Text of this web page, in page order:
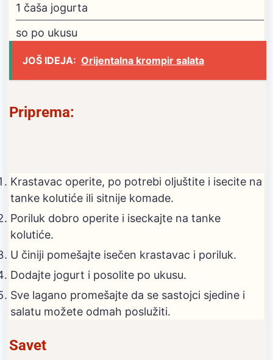
1 čaša jogurta
so po ukusu
JOŠ IDEJA: Orijentalna krompir salata
Priprema:
Krastavac operite, po potrebi oljuštite i isecite na
tanke kolutiće ili sitnije komade.
Poriluk dobro operite i iseckajte na tanke
kolutiće.
U činiji pomešajte isečen krastavac i poriluk.
Dodajte jogurt i posolite po ukusu.
Sve lagano promešajte da se sastojci sjedine i
salatu možete odmah poslužiti.
Savet